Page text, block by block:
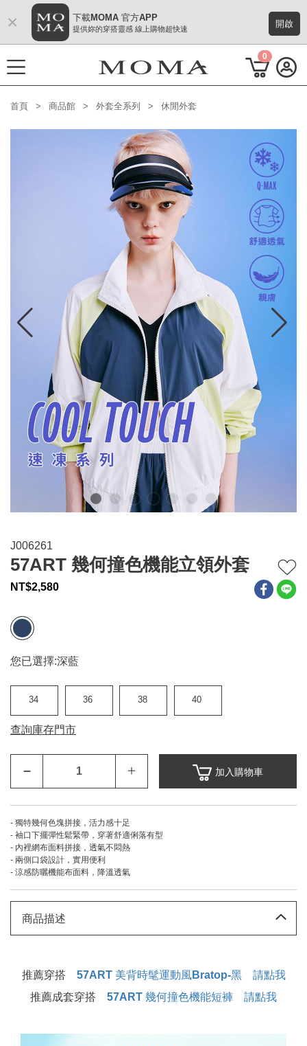
M Plus AW 形象 與時間共存
連身系列
百搭配件
關於MOMA
網站須知與政策
× 下載MOMA 官方APP
提供妳的穿搭靈感 線上購物超快速 開啟
0
首頁 商品館 外套全系列 休閒外套
J006261
57ART 幾何撞色機能立領外套
NT$2,580
您已選擇:深藍
34 36 38 40
查詢庫存門市
– ＋ 加入購物車
- 獨特幾何色塊拼接，活力感十足
- 袖口下擺彈性鬆緊帶，穿著舒適俐落有型
- 內裡網布面料拼接，透氣不悶熱
- 兩側口袋設計，實用便利
- 涼感防曬機能布面料，降溫透氣
商品描述
推薦穿搭 57ART 美背時髦運動風Bratop-黑 請點我
推薦成套穿搭 57ART 幾何撞色機能短褲 請點我